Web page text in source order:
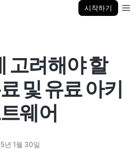
시작하기
고려해야 할
및 유료 아키
웨어
년 1월 30일